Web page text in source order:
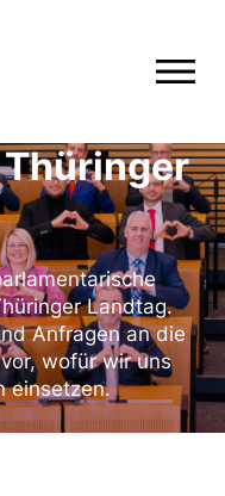
Thüringer
Landtag.
Anfragen an die
wofür wir uns
einsetzen.